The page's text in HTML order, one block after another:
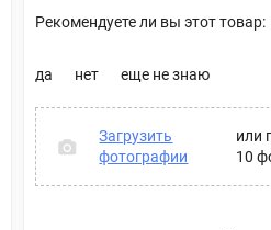
Рекомендуете ли вы этот товар:
да нет еще не знаю
Загрузить
фотографии
или
10